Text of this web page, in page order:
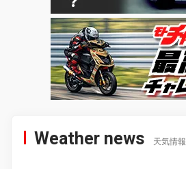
Weather news 天気情報